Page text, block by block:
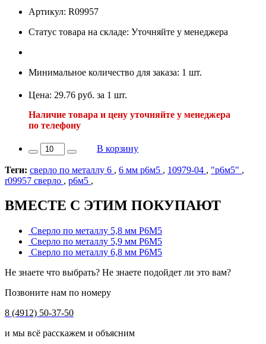
Артикул: R09957
Статус товара на складе: Уточняйте у менеджера
Минимальное количество для заказа: 1 шт.
Цена: 29.76 руб. за 1 шт.
Наличие товара и цену уточняйте у менеджера
по телефону
В корзину
Теги: сверло по металлу 6 , 6 мм р6м5 , 10979-04 , "р6м5" ,
r09957 сверло , р6м5 ,
ВМЕСТЕ С ЭТИМ ПОКУПАЮТ
Сверло по металлу 5,8 мм Р6М5
Сверло по металлу 5,9 мм Р6М5
Сверло по металлу 6,8 мм Р6М5
Не знаете что выбрать? Не знаете подойдет ли это вам?
Позвоните нам по номеру
8 (4912) 50-37-50
и мы всё расскажем и объясним